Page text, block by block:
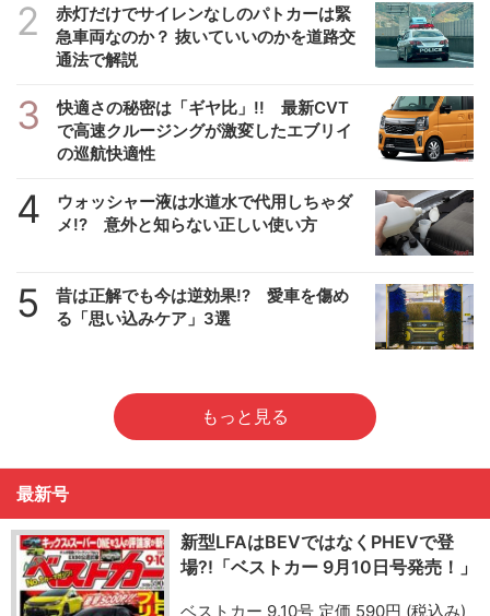
2
赤灯だけでサイレンなしのパトカーは緊
急車両なのか？ 抜いていいのかを道路交
通法で解説
3
快適さの秘密は「ギヤ比」!! 最新CVT
で高速クルージングが激変したエブリイ
の巡航快適性
4
ウォッシャー液は水道水で代用しちゃダ
メ!? 意外と知らない正しい使い方
5
昔は正解でも今は逆効果!? 愛車を傷め
る「思い込みケア」3選
もっと見る
最新号
新型LFAはBEVではなくPHEVで登
場?!「ベストカー 9月10日号発売！」
ベストカー 9.10号 定価 590円 (税込み)